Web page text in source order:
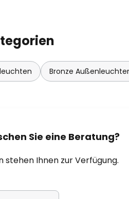
Bronze
Sie eine Beratung?
stehen Ihnen zur Verfügung.